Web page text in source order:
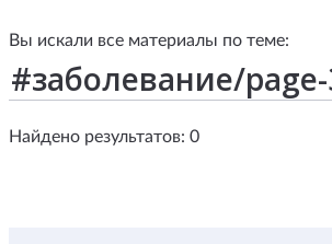
Вы искали все материалы по теме:
Найдено результатов: 0